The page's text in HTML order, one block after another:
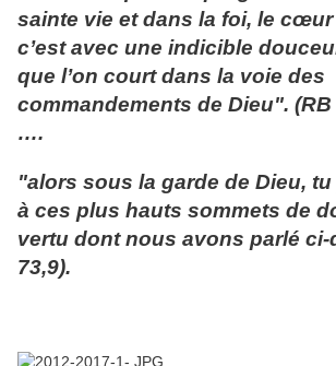
sainte vie et dans la foi, le cœur
c’est avec une indicible
que l’on court dans la voie des
commandements de Dieu". (RB
….
"alors sous la garde de Dieu,
à ces plus hauts sommets de
vertu dont nous avons parlé ci-
73,9).